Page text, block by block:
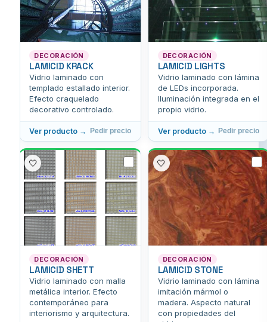
DECORACIÓN
LAMICID KRACK
Vidrio laminado con
templado estallado interior.
Efecto craquelado
decorativo controlado.
Ver producto → Pedir precio
DECORACIÓN
LAMICID LIGHTS
Vidrio laminado con lámina
de LEDs incorporada.
Iluminación integrada en el
propio vidrio.
Ver producto → Pedir precio
DECORACIÓN
LAMICID SHETT
Vidrio laminado con malla
metálica interior. Efecto
contemporáneo para
interiorismo y arquitectura.
🤍
DECORACIÓN
LAMICID STONE
Vidrio laminado con lámina
imitación mármol o
madera. Aspecto natural
con propiedades del
🤍